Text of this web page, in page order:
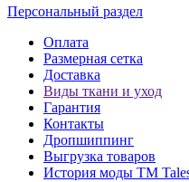
Персональный раздел
Оплата
Размерная сетка
Доставка
Виды ткани и уход
Гарантия
Контакты
Дропшиппинг
Выгрузка товаров
История моды ТМ